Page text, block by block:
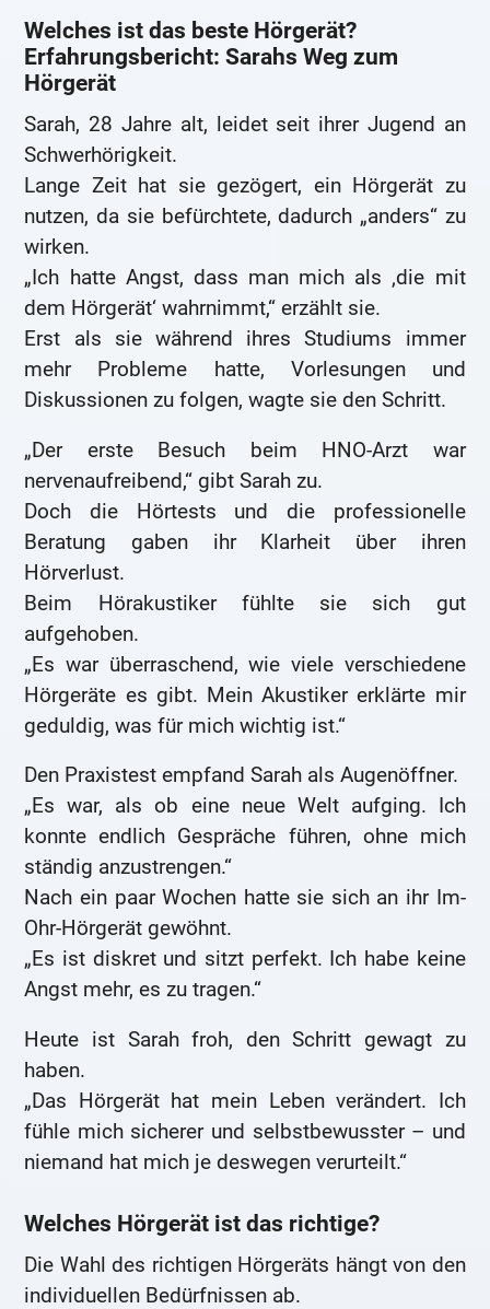
Welches ist das beste Hörgerät?
Erfahrungsbericht: Sarahs Weg zum
Hörgerät
Sarah, 28 Jahre alt, leidet seit ihrer Jugend an
Schwerhörigkeit.
Lange Zeit hat sie gezögert, ein Hörgerät zu
nutzen, da sie befürchtete, dadurch „anders“ zu
wirken.
„Ich hatte Angst, dass man mich als ‚die mit
dem Hörgerät‘ wahrnimmt,“ erzählt sie.
Erst als sie während ihres Studiums immer
mehr Probleme hatte, Vorlesungen und
Diskussionen zu folgen, wagte sie den Schritt.
„Der erste Besuch beim HNO-Arzt war
nervenaufreibend,“ gibt Sarah zu.
Doch die Hörtests und die professionelle
Beratung gaben ihr Klarheit über ihren
Hörverlust.
Beim Hörakustiker fühlte sie sich gut
aufgehoben.
„Es war überraschend, wie viele verschiedene
Hörgeräte es gibt. Mein Akustiker erklärte mir
geduldig, was für mich wichtig ist.“
Den Praxistest empfand Sarah als Augenöffner.
„Es war, als ob eine neue Welt aufging. Ich
konnte endlich Gespräche führen, ohne mich
ständig anzustrengen.“
Nach ein paar Wochen hatte sie sich an ihr Im-
Ohr-Hörgerät gewöhnt.
„Es ist diskret und sitzt perfekt. Ich habe keine
Angst mehr, es zu tragen.“
Heute ist Sarah froh, den Schritt gewagt zu
haben.
„Das Hörgerät hat mein Leben verändert. Ich
fühle mich sicherer und selbstbewusster – und
niemand hat mich je deswegen verurteilt.“
Welches Hörgerät ist das richtige?
Die Wahl des richtigen Hörgeräts hängt von den
individuellen Bedürfnissen ab.